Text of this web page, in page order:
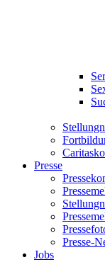
Presse
Presse-
Jobs